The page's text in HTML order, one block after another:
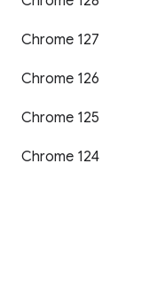
Chrome 127
Chrome 126
Chrome 125
Chrome 124